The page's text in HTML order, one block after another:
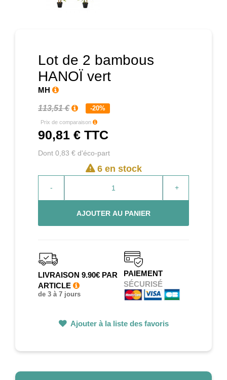
Lot de 2 bambous
HANOÏ vert
MH
113,51 € -20%
Prix de comparaison
90,81 € TTC
Dont 0,83 € d'éco-part
6 en stock
- +
AJOUTER AU PANIER
LIVRAISON 9.90€ PAR
ARTICLE
de 3 à 7 jours
PAIEMENT
SÉCURISÉ
Ajouter à la liste des favoris